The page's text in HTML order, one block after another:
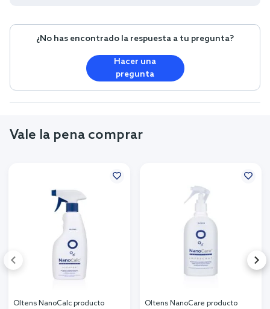
¿No has encontrado la respuesta a tu pregunta?
Hacer una
pregunta
Vale la pena comprar
Oltens NanoCalc producto
Oltens NanoCare producto